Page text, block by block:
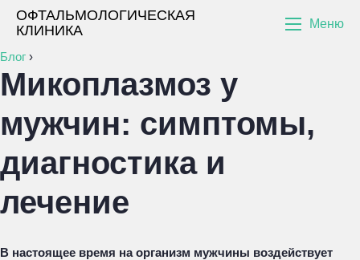
ОФТАЛЬМОЛОГИЧЕСКАЯ
КЛИНИКА
Меню
Блог ›
Микоплазмоз у
мужчин: симптомы,
диагностика и
лечение
В настоящее время на организм мужчины воздействует